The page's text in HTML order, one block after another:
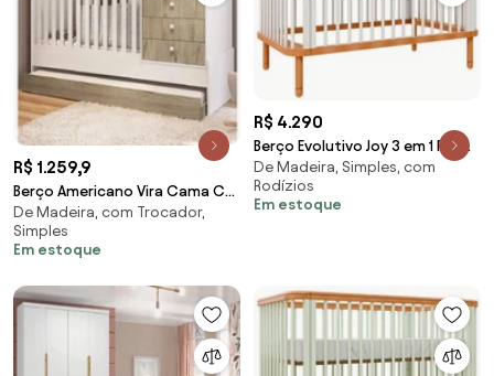
R$ 1.259,9
Berço Americano Vira Cama C/
Auxiliar Trocador Gaveteiro -
Branco/Montreal
De Madeira, com Trocador,
Simples
Em estoque
R$ 4.290
Berço Evolutivo Joy 3 em 1 Pés
Madeira - Branco
De Madeira, Simples, com
Rodízios
Em estoque